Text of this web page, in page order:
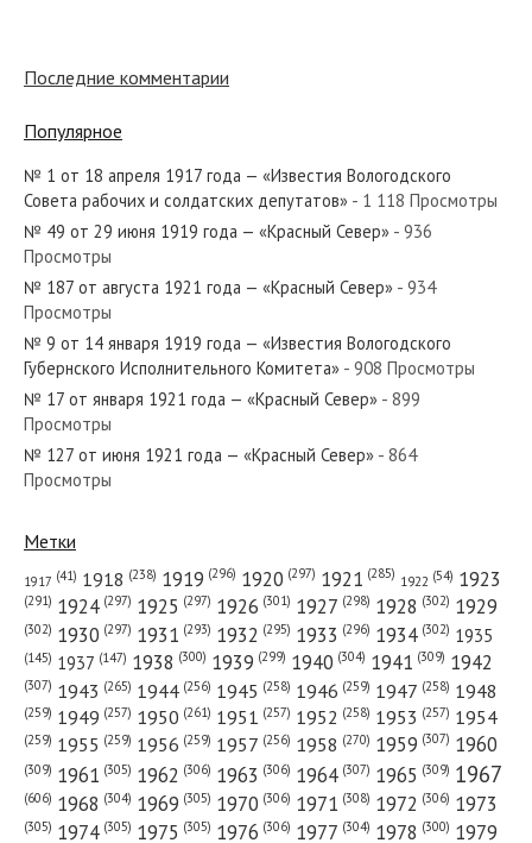
Совета рабочих и солдатских депутатов»...
№ 268 от ноября 1920 года — «Красный Север»
№ 20 от 24 мая 1919 года — «Красный Север»
№ 31 от февраля 1938 года — «Красный Север»
№ 109 от мая 1959 года — «Красный Север»
№ 16 от января 1933 года — «Красный Север»
Последние комментарии
Популярное
№ 1 от 18 апреля 1917 года — «Известия Вологодского
Совета рабочих и солдатских депутатов» - 1 118 Просмотры
№ 49 от 29 июня 1919 года — «Красный Север» - 936
Просмотры
№ 187 от августа 1921 года — «Красный Север» - 934
Просмотры
№ 9 от 14 января 1919 года — «Известия Вологодского
Губернского Исполнительного Комитета» - 908 Просмотры
№ 17 от января 1921 года — «Красный Север» - 899
Просмотры
№ 127 от июня 1921 года — «Красный Север» - 864
Просмотры
Метки
1917 (41) 1918 (238) 1919 (296) 1920 (297) 1921 (285) 1922 (54) 1923
(291) 1924 (297) 1925 (297) 1926 (301) 1927 (298) 1928 (302) 1929
(302) 1930 (297) 1931 (293) 1932 (295) 1933 (296) 1934 (302) 1935
(145) 1937 (147) 1938 (300) 1939 (299) 1940 (304) 1941 (309) 1942
(307) 1943 (265) 1944 (256) 1945 (258) 1946 (259) 1947 (258) 1948
(259) 1949 (257) 1950 (261) 1951 (257) 1952 (258) 1953 (257) 1954
(259) 1955 (259) 1956 (259) 1957 (256) 1958 (270) 1959 (307) 1960
(309) 1961 (305) 1962 (306) 1963 (306) 1964 (307) 1965 (309) 1967
(606) 1968 (304) 1969 (305) 1970 (306) 1971 (308) 1972 (306) 1973
(305) 1974 (305) 1975 (305) 1976 (306) 1977 (304) 1978 (300) 1979